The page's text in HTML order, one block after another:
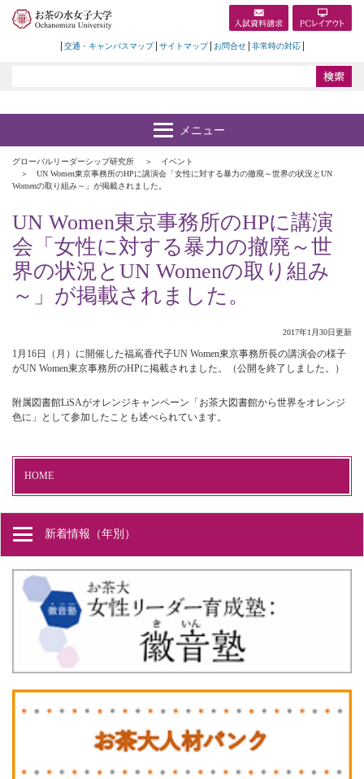
交通・キャンパスマップ サイトマップ お問合せ 非常時の対応
グローバルリーダーシップ研究所
イベント
UN Women東京事務所のHPに講演会「女性に対する暴力の撤廃～世界の状況とUN
Womenの取り組み～」が掲載されました。
UN Women東京事務所のHPに講演
会「女性に対する暴力の撤廃～世
界の状況とUN Womenの取り組み
～」が掲載されました。
2017年1月30日更新
1月16日（月）に開催した福嶌香代子UN Women東京事務所長の講演会の様子
がUN Women東京事務所のHPに掲載されました。（公開を終了しました。）
附属図書館LiSAがオレンジキャンペーン「お茶大図書館から世界をオレンジ
色に」として参加したことも述べられています。
HOME
新着情報（年別）